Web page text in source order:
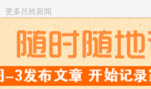
更多吕姓新闻